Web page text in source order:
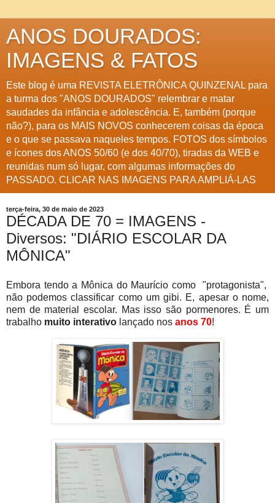
ANOS DOURADOS:
IMAGENS & FATOS
Este blog é uma REVISTA ELETRÔNICA QUINZENAL para
a turma dos "ANOS DOURADOS" relembrar e matar
saudades da infância e adolescência. E, também (porque
não?), para os MAIS NOVOS conhecerem coisas da época
e o que se passava naqueles tempos. FOTOS dos símbolos
e ícones dos ANOS 50/60 (e dos 40/70), tiradas da WEB e
reunidas num só lugar, com algumas informações do
PASSADO. CLICAR NAS IMAGENS PARA AMPLIÁ-LAS
terça-feira, 30 de maio de 2023
DÉCADA DE 70 = IMAGENS -
Diversos: "DIÁRIO ESCOLAR DA
MÔNICA"
Embora tendo a Mônica do Maurício como "protagonista",
não podemos classificar como um gibi. E, apesar o nome,
nem de material escolar. Mas isso são pormenores. É um
trabalho muito interativo lançado nos anos 70!